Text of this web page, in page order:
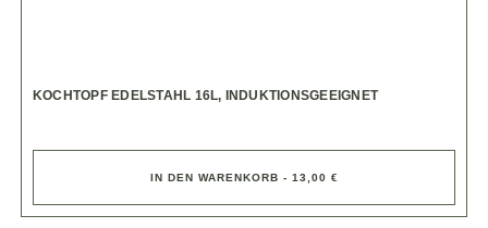
KOCHTOPF EDELSTAHL 16L, INDUKTIONSGEEIGNET
IN DEN WARENKORB - 13,00 €